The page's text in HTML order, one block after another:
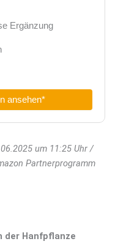
Ergänzung
ansehen*
um 11:25 Uhr /
Partnerprogramm
der Hanfpflanze